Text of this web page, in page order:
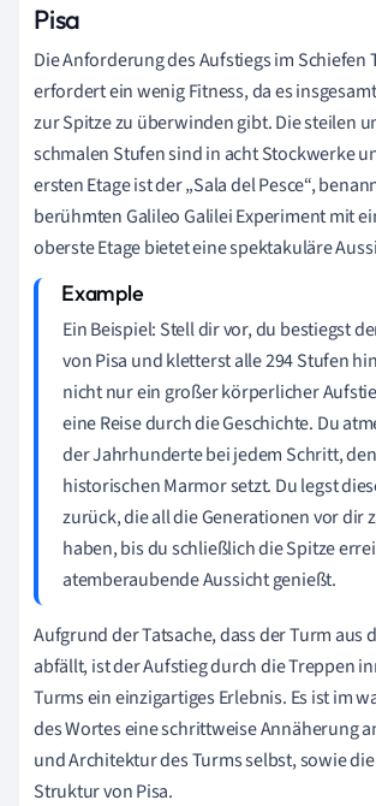
Pisa
Die Anforderung des Aufstiegs im Schiefen
erfordert ein wenig Fitness, da es
zur Spitze zu überwinden gibt. Die steilen
schmalen Stufen sind in acht Stockwerke
ersten Etage ist der „Sala del Pesce“,
berühmten Galileo Galilei Experiment mit
oberste Etage bietet eine spektakuläre
Ein Beispiel: Stell dir vor, du bestiegst
von Pisa und kletterst alle 294 Stufen
nicht nur ein großer körperlicher
eine Reise durch die Geschichte. Du
der Jahrhunderte bei jedem Schritt,
historischen Marmor setzt. Du legst
zurück, die all die Generationen vor dir
haben, bis du schließlich die Spitze
atemberaubende Aussicht genießt.
Aufgrund der Tatsache, dass der Turm aus
abfällt, ist der Aufstieg durch die Treppen
Turms ein einzigartiges Erlebnis. Es ist im
des Wortes eine schrittweise Annäherung
und Architektur des Turms selbst, sowie
Struktur von Pisa.